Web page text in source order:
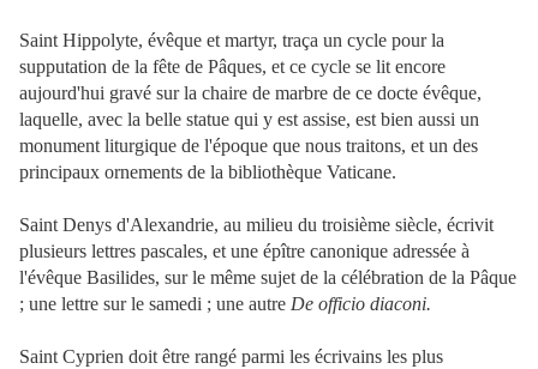
Saint Hippolyte, évêque et martyr, traça un cycle pour la
supputation de la fête de Pâques, et ce cycle se lit encore
aujourd'hui gravé sur la chaire de marbre de ce docte évêque,
laquelle, avec la belle statue qui y est assise, est bien aussi un
monument liturgique de l'époque que nous traitons, et un des
principaux ornements de la bibliothèque Vaticane.
Saint Denys d'Alexandrie, au milieu du troisième siècle, écrivit
plusieurs lettres pascales, et une épître canonique adressée à
l'évêque Basilides, sur le même sujet de la célébration de la Pâque
; une lettre sur le samedi ; une autre De officio diaconi.
Saint Cyprien doit être rangé parmi les écrivains les plus